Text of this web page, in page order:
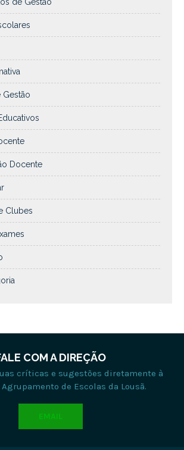
Gestão
Docente
Clubes
COM A DIREÇÃO
críticas e sugestões diretamente à
Agrupamento de Escolas da Lousã.
EMAIL